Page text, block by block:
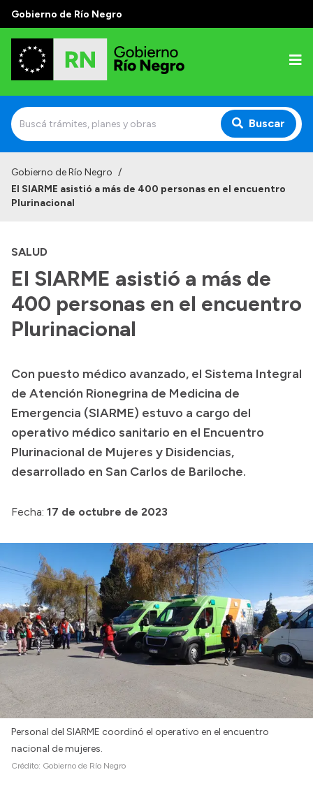
Gobierno de Río Negro
Buscar
Autoridades
Autoridades y Organismos
Discursos en la Legislatura
Casa de Gobierno
Acerca de Río Negro
Geografía
Invertí en Río Negro
Transparencia
Compras y licitaciones
Consulta de expedientes
Consulta de pago a proveedores
Convocatorias
Intranet
Login
Gobierno de Río Negro /
El SIARME asistió a más de 400 personas en el encuentro
Plurinacional
SALUD
El SIARME asistió a más de
400 personas en el encuentro
Plurinacional
Con puesto médico avanzado, el Sistema Integral
de Atención Rionegrina de Medicina de
Emergencia (SIARME) estuvo a cargo del
operativo médico sanitario en el Encuentro
Plurinacional de Mujeres y Disidencias,
desarrollado en San Carlos de Bariloche.
Fecha: 17 de octubre de 2023
Personal del SIARME coordinó el operativo en el encuentro
nacional de mujeres.
Crédito: Gobierno de Río Negro